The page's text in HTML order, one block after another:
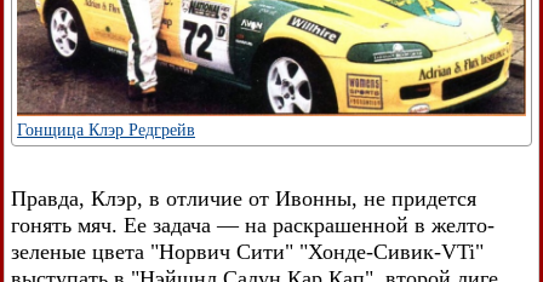
Гонщица Клэр Редгрейв
Правда, Клэр, в отличие от Ивонны, не придется
гонять мяч. Ее задача — на раскрашенной в желто-
зеленые цвета "Норвич Сити" "Хонде-Сивик-VTi"